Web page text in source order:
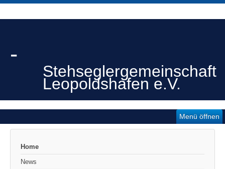
-
Stehseglergemeinschaft
Leopoldshafen e.V.
Menü öffnen
Home
News